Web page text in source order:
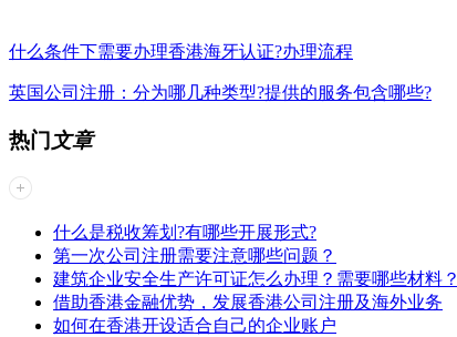
什么条件下需要办理香港海牙认证?办理流程
英国公司注册：分为哪几种类型?提供的服务包含哪些?
热门 文章
什么是税收筹划?有哪些开展形式?
第一次公司注册需要注意哪些问题？
建筑企业安全生产许可证怎么办理？需要哪些材料？
借助香港金融优势，发展香港公司注册及海外业务
如何在香港开设适合自己的企业账户